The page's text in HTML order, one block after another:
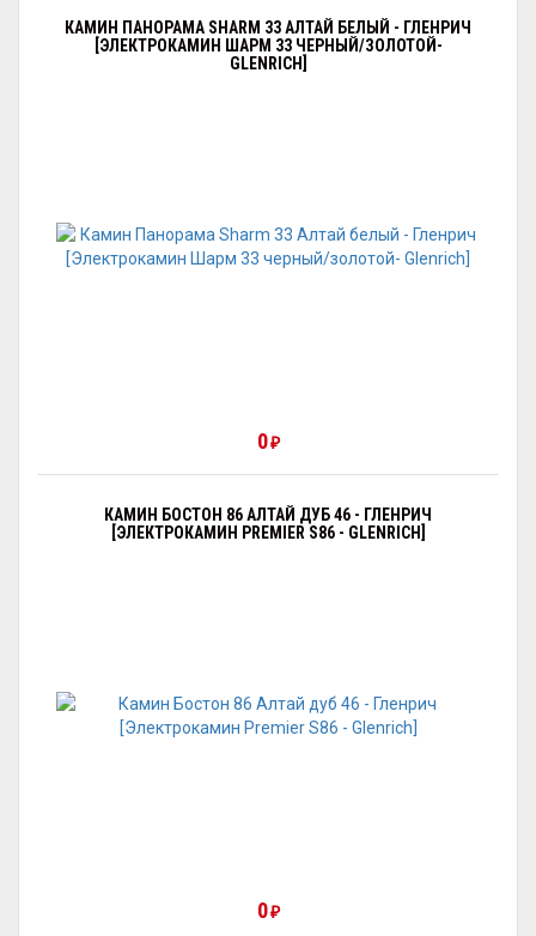
КАМИН ПАНОРАМА SHARM 33 АЛТАЙ БЕЛЫЙ - ГЛЕНРИЧ
[ЭЛЕКТРОКАМИН ШАРМ 33 ЧЕРНЫЙ/ЗОЛОТОЙ-
GLENRICH]
0₽
КАМИН БОСТОН 86 АЛТАЙ ДУБ 46 - ГЛЕНРИЧ
[ЭЛЕКТРОКАМИН PREMIER S86 - GLENRICH]
0₽